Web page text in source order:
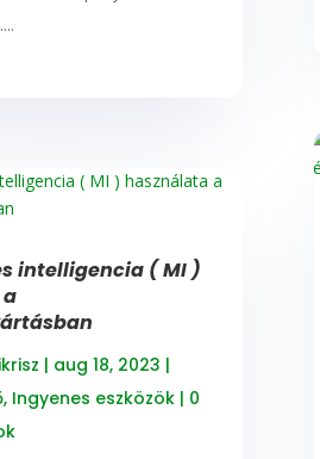
intelligencia ( MI )
| aug 18, 2023 |
, Ingyenes eszközök | 0